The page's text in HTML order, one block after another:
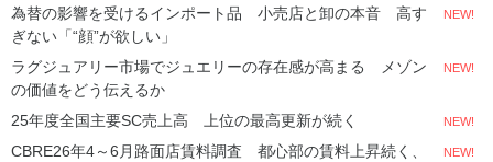
為替の影響を受けるインポート品 小売店と卸の本音 高す
ぎない「“顔”が欲しい」
NEW!
ラグジュアリー市場でジュエリーの存在感が高まる メゾン
の価値をどう伝えるか
NEW!
25年度全国主要SC売上高 上位の最高更新が続く NEW!
CBRE26年4～6月路面店賃料調査 都心部の賃料上昇続く、
NEW!